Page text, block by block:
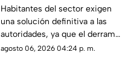
Lerdo exigen a SAPAL
reparar constante brote
de aguas negras
Habitantes del sector exigen
una solución definitiva a las
autoridades, ya que el derrame
representa un grave foco de
agosto 06, 2026 04:24 p. m.